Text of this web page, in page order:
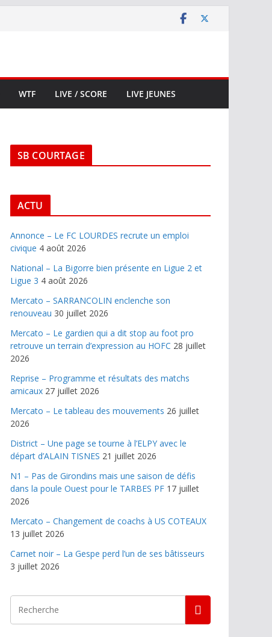
WTF LIVE / SCORE LIVE JEUNES
SB COURTAGE
ACTU
Annonce – Le FC LOURDES recrute un emploi
civique 4 août 2026
National – La Bigorre bien présente en Ligue 2 et
Ligue 3 4 août 2026
Mercato – SARRANCOLIN enclenche son
renouveau 30 juillet 2026
Mercato – Le gardien qui a dit stop au foot pro
retrouve un terrain d’expression au HOFC 28 juillet
2026
Reprise – Programme et résultats des matchs
amicaux 27 juillet 2026
Mercato – Le tableau des mouvements 26 juillet
2026
District – Une page se tourne à l’ELPY avec le
départ d’ALAIN TISNES 21 juillet 2026
N1 – Pas de Girondins mais une saison de défis
dans la poule Ouest pour le TARBES PF 17 juillet
2026
Mercato – Changement de coachs à US COTEAUX
13 juillet 2026
Carnet noir – La Gespe perd l’un de ses bâtisseurs
3 juillet 2026